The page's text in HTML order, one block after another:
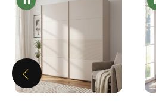
Adres e-mail:
meblostyl01@op.pl
Godziny otwarcia
Pn-Pt: 09:00-17:00, Sb: 09:00-14:00
Previous